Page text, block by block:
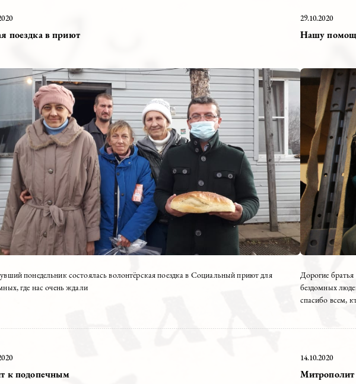
1 декабря, в Щедрый вторник, всемирный день благотворительности, отец Евгений Лопатин
от села Петропавловка
05.11.2020
Новая поездка в приют